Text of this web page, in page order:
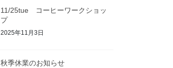
11/25tue コーヒーワークショッ
プ
2025年11月3日
秋季休業のお知らせ